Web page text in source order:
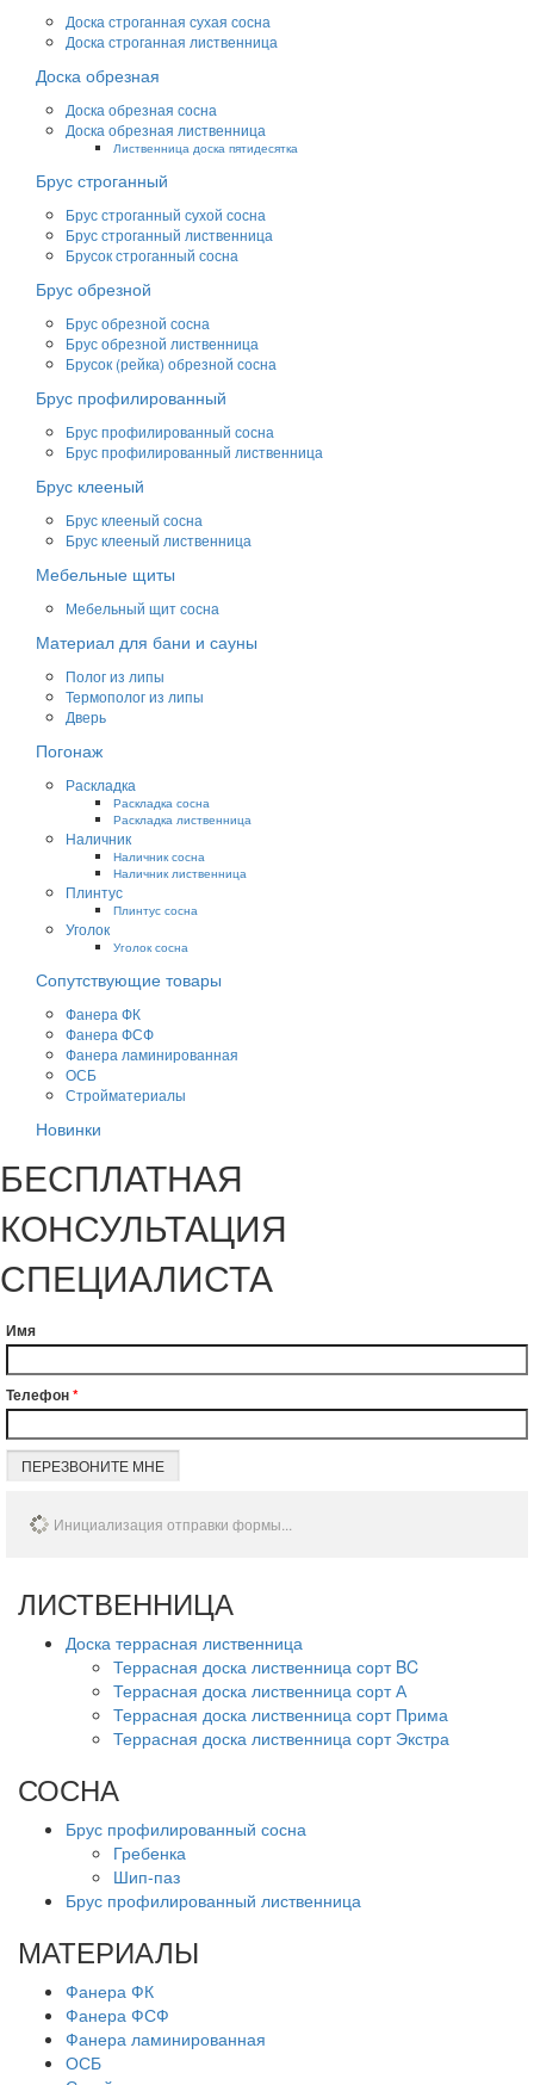
Доска строганная сухая сосна
Доска строганная лиственница
Доска обрезная
Доска обрезная сосна
Доска обрезная лиственница
Лиственница доска пятидесятка
Брус строганный
Брус строганный сухой сосна
Брус строганный лиственница
Брусок строганный сосна
Брус обрезной
Брус обрезной сосна
Брус обрезной лиственница
Брусок (рейка) обрезной сосна
Брус профилированный
Брус профилированный сосна
Брус профилированный лиственница
Брус клееный
Брус клееный сосна
Брус клееный лиственница
Мебельные щиты
Мебельный щит сосна
Материал для бани и сауны
Полог из липы
Термополог из липы
Дверь
Погонаж
Раскладка
Раскладка сосна
Раскладка лиственница
Наличник
Наличник сосна
Наличник лиственница
Плинтус
Плинтус сосна
Уголок
Уголок сосна
Сопутствующие товары
Фанера ФК
Фанера ФСФ
Фанера ламинированная
ОСБ
Стройматериалы
Новинки
БЕСПЛАТНАЯ
КОНСУЛЬТАЦИЯ
СПЕЦИАЛИСТА
Имя
Телефон*
ПЕРЕЗВОНИТЕ МНЕ
Инициализация отправки формы...
ЛИСТВЕННИЦА
Доска террасная лиственница
Террасная доска лиственница сорт BC
Террасная доска лиственница сорт А
Террасная доска лиственница сорт Прима
Террасная доска лиственница сорт Экстра
СОСНА
Брус профилированный сосна
Гребенка
Шип-паз
Брус профилированный лиственница
МАТЕРИАЛЫ
Фанера ФК
Фанера ФСФ
Фанера ламинированная
ОСБ